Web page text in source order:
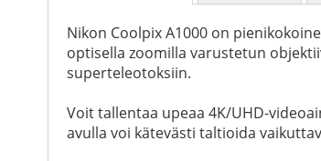
images
gallery
Nikon Coolpix A1000 on
optisella zoomilla varustetun
superteleotoksiin.
Voit tallentaa upeaa 4K/UHD-
avulla voi kätevästi taltioida